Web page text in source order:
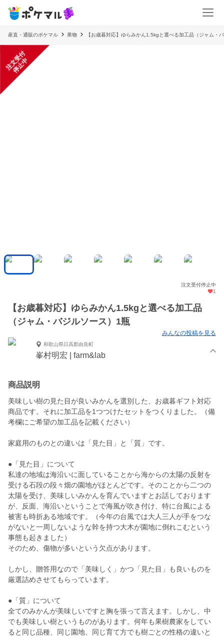
産直・通販のポケマル 果物 【お歳暮対応】ゆらみかん1.5kgと選べる加工品（ジャム・
注
文
受
付
停
止
中
注文受付停止中
1
【お歳暮対応】ゆらみかん1.5kgと選べる加工品
（ジャム・バジルソース）1瓶
みんなの投稿を見る
和歌山県日高郡由良町
峯村明宏 | farm&lab
商品説明
美味しい樹の見た目が良いみかんを選別した、お歳暮ギフト対応
商品です。それに加工品を1つつけたセットをつくりました。（備
考欄にご希望の加工品を記載ください）
家庭用のものとの違いは「見た目」と「質」です。
●「見た目」について
私達の地域は海沿いに面していることから海からの太陽の反射を
受ける石段の段々畑の園地がほとんどです。そのことから二つの
太陽を受け、美味しいみかんを育んでいますとお話しております
が、反面、海沿いということで海風が吹き付け、特に台風による
被害も時折ある地域です。（今年の台風では大人三人が手をつな
がないと一周しないような幹を持つ大木が園地に倒れこむという
事態も起きました）
そのため、傷物が多いという欠点があります。
しかし、贈答用なので「美味しく」かつ「見た目」も良いものを
厳選詰めさせてもらっています。
●「質」について
全てのみかんが美味しいですと胸を張って言えます。しかし、中
でも美味しい樹というものがあります。何年も果樹農家をしてい
ると同じ品種、同じ園地、同じ育て方でも樹ごとの性格の違いと